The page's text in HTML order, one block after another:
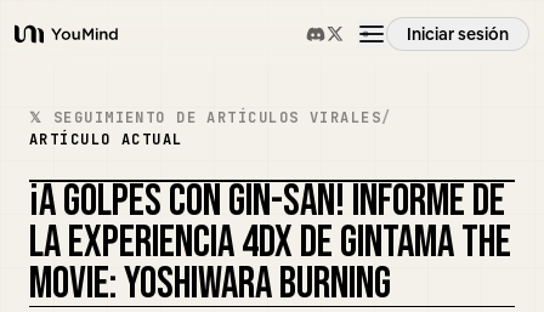
YouMind
Iniciar sesión
Resumen
Casos de uso
Habilidades
𝕏 SEGUIMIENTO DE ARTÍCULOS VIRALES/
ARTÍCULO ACTUAL
¡A GOLPES CON GIN-SAN! INFORME DE
LA EXPERIENCIA 4DX DE GINTAMA THE
MOVIE: YOSHIWARA BURNING